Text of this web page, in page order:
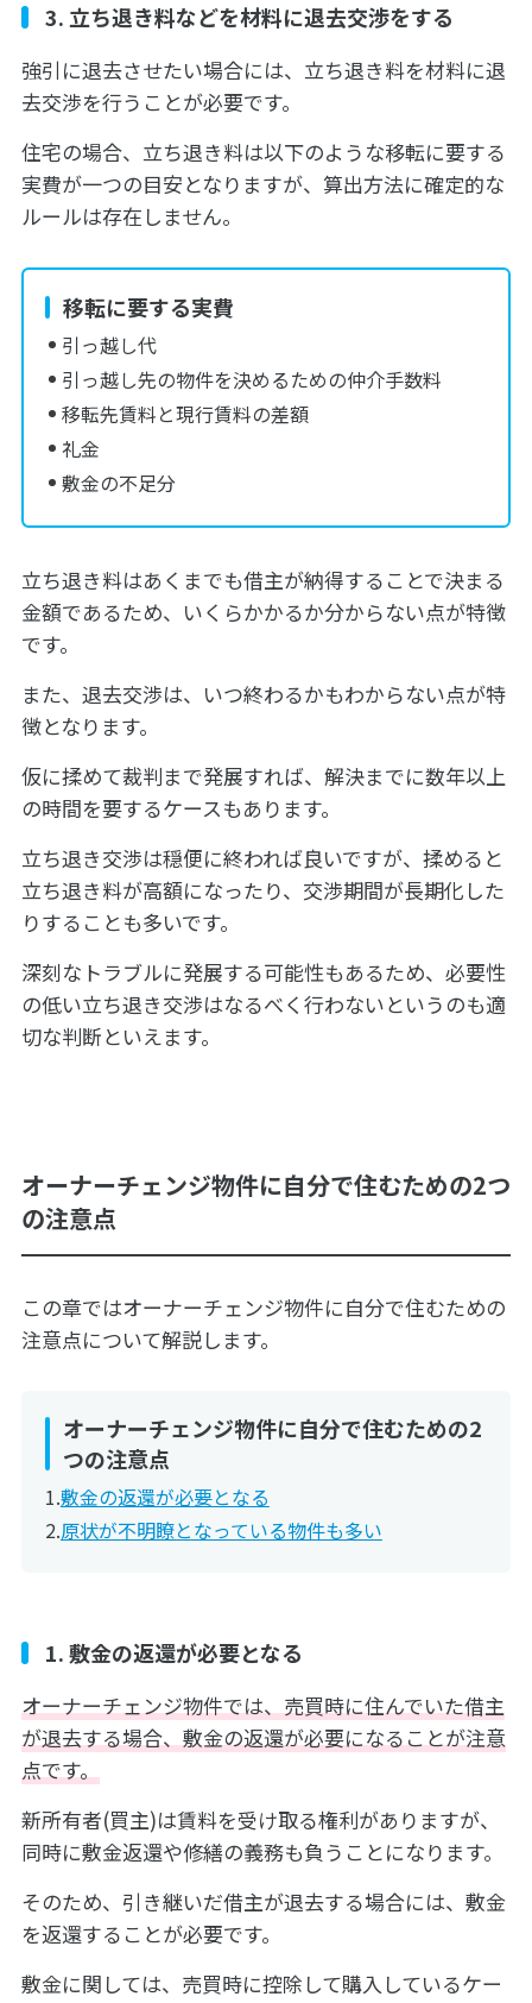
3. 立ち退き料などを材料に退去交渉をする
強引に退去させたい場合には、立ち退き料を材料に退
去交渉を行うことが必要です。
住宅の場合、立ち退き料は以下のような移転に要する
実費が一つの目安となりますが、算出方法に確定的な
ルールは存在しません。
移転に要する実費
引っ越し代
引っ越し先の物件を決めるための仲介手数料
移転先賃料と現行賃料の差額
礼金
敷金の不足分
立ち退き料はあくまでも借主が納得することで決まる
金額であるため、いくらかかるか分からない点が特徴
です。
また、退去交渉は、いつ終わるかもわからない点が特
徴となります。
仮に揉めて裁判まで発展すれば、解決までに数年以上
の時間を要するケースもあります。
立ち退き交渉は穏便に終われば良いですが、揉めると
立ち退き料が高額になったり、交渉期間が長期化した
りすることも多いです。
深刻なトラブルに発展する可能性もあるため、必要性
の低い立ち退き交渉はなるべく行わないというのも適
切な判断といえます。
オーナーチェンジ物件に自分で住むための2つ
の注意点
この章ではオーナーチェンジ物件に自分で住むための
注意点について解説します。
オーナーチェンジ物件に自分で住むための2
つの注意点
敷金の返還が必要となる
原状が不明瞭となっている物件も多い
1. 敷金の返還が必要となる
オーナーチェンジ物件では、売買時に住んでいた借主
が退去する場合、敷金の返還が必要になることが注意
点です。
新所有者(買主)は賃料を受け取る権利がありますが、
同時に敷金返還や修繕の義務も負うことになります。
そのため、引き継いだ借主が退去する場合には、敷金
を返還することが必要です。
敷金に関しては、売買時に控除して購入しているケー